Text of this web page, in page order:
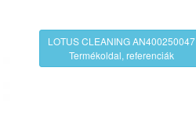
LOTUS CLEANING AN400250047
Termékoldal, referenciák